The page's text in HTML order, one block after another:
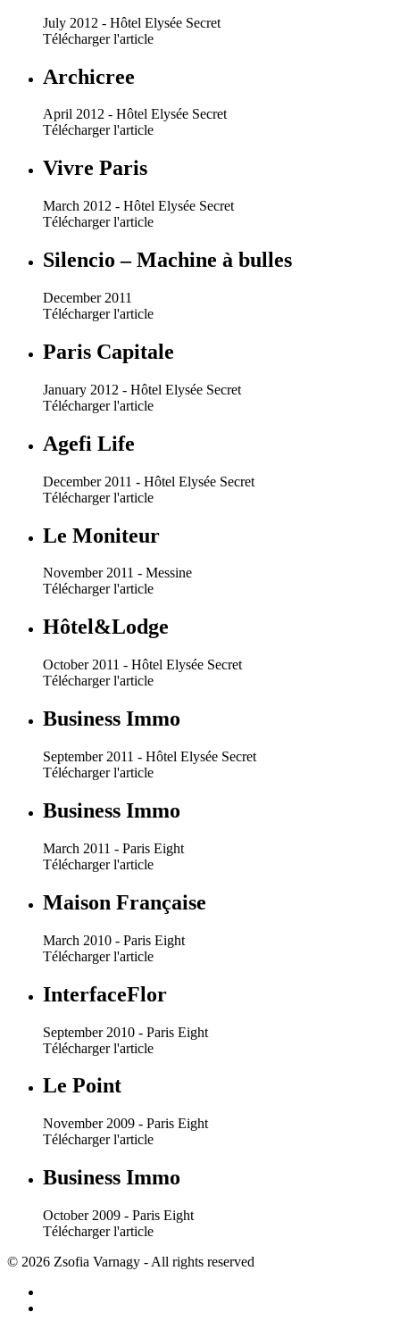
July 2012 - Hôtel Elysée Secret
Télécharger l'article
Archicree
April 2012 - Hôtel Elysée Secret
Télécharger l'article
Vivre Paris
March 2012 - Hôtel Elysée Secret
Télécharger l'article
Silencio – Machine à bulles
December 2011
Télécharger l'article
Paris Capitale
January 2012 - Hôtel Elysée Secret
Télécharger l'article
Agefi Life
December 2011 - Hôtel Elysée Secret
Télécharger l'article
Le Moniteur
November 2011 - Messine
Télécharger l'article
Hôtel&Lodge
October 2011 - Hôtel Elysée Secret
Télécharger l'article
Business Immo
September 2011 - Hôtel Elysée Secret
Télécharger l'article
Business Immo
March 2011 - Paris Eight
Télécharger l'article
Maison Française
March 2010 - Paris Eight
Télécharger l'article
InterfaceFlor
September 2010 - Paris Eight
Télécharger l'article
Le Point
November 2009 - Paris Eight
Télécharger l'article
Business Immo
October 2009 - Paris Eight
Télécharger l'article
© 2026 Zsofia Varnagy - All rights reserved